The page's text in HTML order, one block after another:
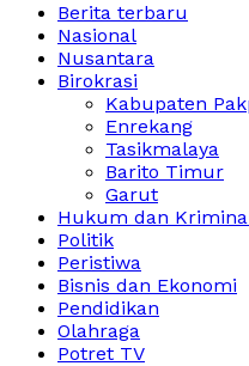
Berita terbaru
Nasional
Nusantara
Birokrasi
Kabupaten
Enrekang
Tasikmalaya
Barito Timur
Garut
Hukum dan
Politik
Peristiwa
Bisnis dan Ekonomi
Pendidikan
Olahraga
Potret TV